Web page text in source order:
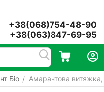
+38(068)754-48-90
+38(063)847-69-95
Біо / Амарантова
Акаунт